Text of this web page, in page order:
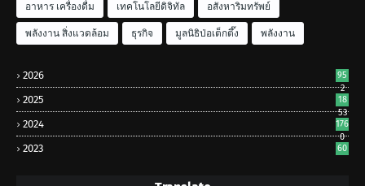
อาหาร เครื่องดื่ม เทคโนโลยีดิจิทัล อสังหาริมทรัพย์
พลังงาน สิ่งแวดล้อม ธุรกิจ มูลนิธิป่อเต็กตึ๊ง พลังงาน
2026
95
2
2025
18
53
2024
176
0
2023 60